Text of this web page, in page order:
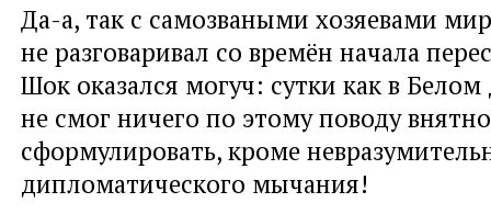
Да-а, так с самозваными хозяевами
не разговаривал со времён начала
Шок оказался могуч: сутки как в
не смог ничего по этому поводу
сформулировать, кроме
дипломатического мычания!